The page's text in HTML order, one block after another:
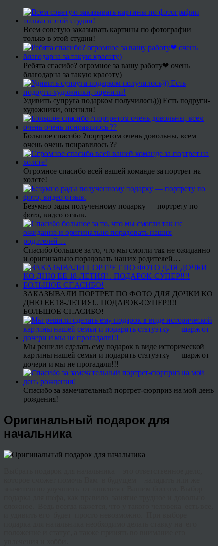
Всем советую заказывать картины по фотографии
только в этой студии!
Ребята спасибо? огромное за вашу работу❤ очень
благодарна за такую красоту)
Удивить супруга подарком получилось))) Есть подруги-
художники, оценили!
Большое спасибо ?портретом очень довольны, всем
очень очень понравилось ??
Огромное спасибо всей вашей команде за портрет на
холсте!
Безумно рады полученному подарку — портрету по
фото, видео отзыв.
Спасибо большое за то, что мы смогли так не ожиданно
и оригинально порадовать наших родителей…
ЗАКАЗЫВАЛИ ПОРТРЕТ ПО ФОТО ДЛЯ ДОЧКИ КО
ДНЮ ЕЕ 18-ЛЕТИЯ!.. ПОДАРОК-СУПЕР!!!!
БОЛЬШОЕ СПАСИБО!
Мы решили сделать ему подарок в виде исторической
картины нашей семьи и подарить статуэтку — шарж от
дочери и мы не прогадали!!!
Спасибо за замечательный портрет-сюрприз на мой день
рождения!
Оригинальный подарок для
начальника